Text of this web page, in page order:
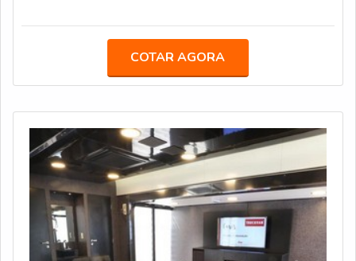
ratificando a sua posição entre os líderes desse nicho.AS
FORNECEDORNo primeiro semestre de 2020, a
Truckvan ampliou seu portfólio com o lançamento da
COTAR AGORA